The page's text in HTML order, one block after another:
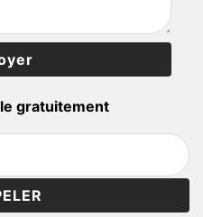
gratuitement